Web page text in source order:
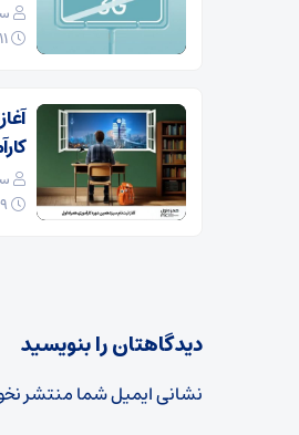
دیدگاهتان را بنویسید
نشانی ایمیل شما منتشر